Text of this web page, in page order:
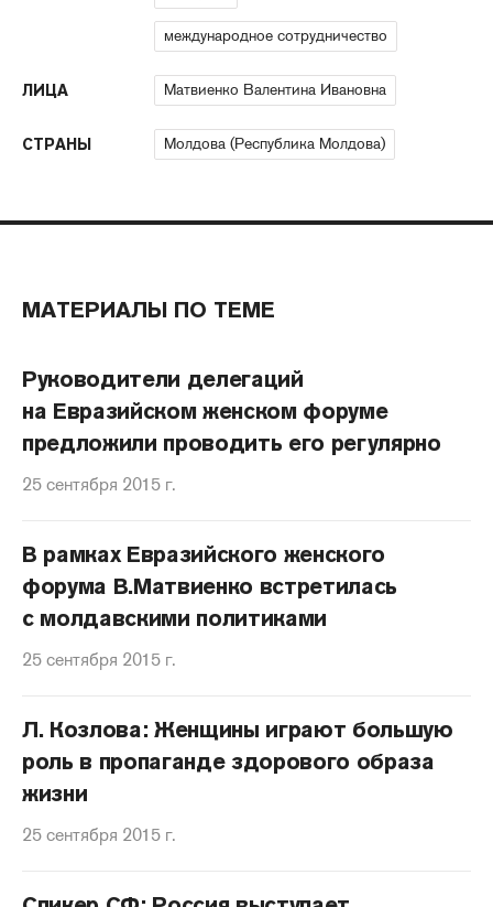
международное сотрудничество
ЛИЦА Матвиенко Валентина Ивановна
СТРАНЫ Молдова (Республика Молдова)
МАТЕРИАЛЫ ПО ТЕМЕ
Руководители делегаций
на Евразийском женском форуме
предложили проводить его регулярно
25 сентября 2015 г.
В рамках Евразийского женского
форума В.Матвиенко встретилась
с молдавскими политиками
25 сентября 2015 г.
Л. Козлова: Женщины играют большую
роль в пропаганде здорового образа
жизни
25 сентября 2015 г.